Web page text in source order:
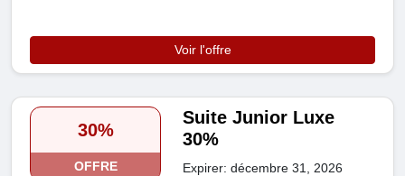
Voir l'offre
30%
OFFRE
Suite Junior Luxe
30%
Expirer: décembre 31, 2026